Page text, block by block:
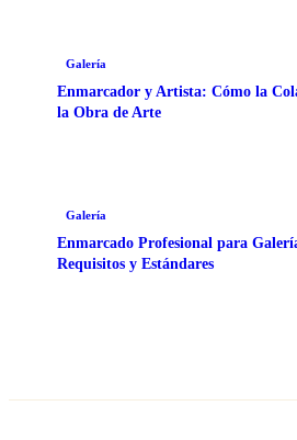
Galería
Enmarcador y Artista: Cómo la
la Obra de Arte
Galería
Enmarcado Profesional para
Requisitos y Estándares